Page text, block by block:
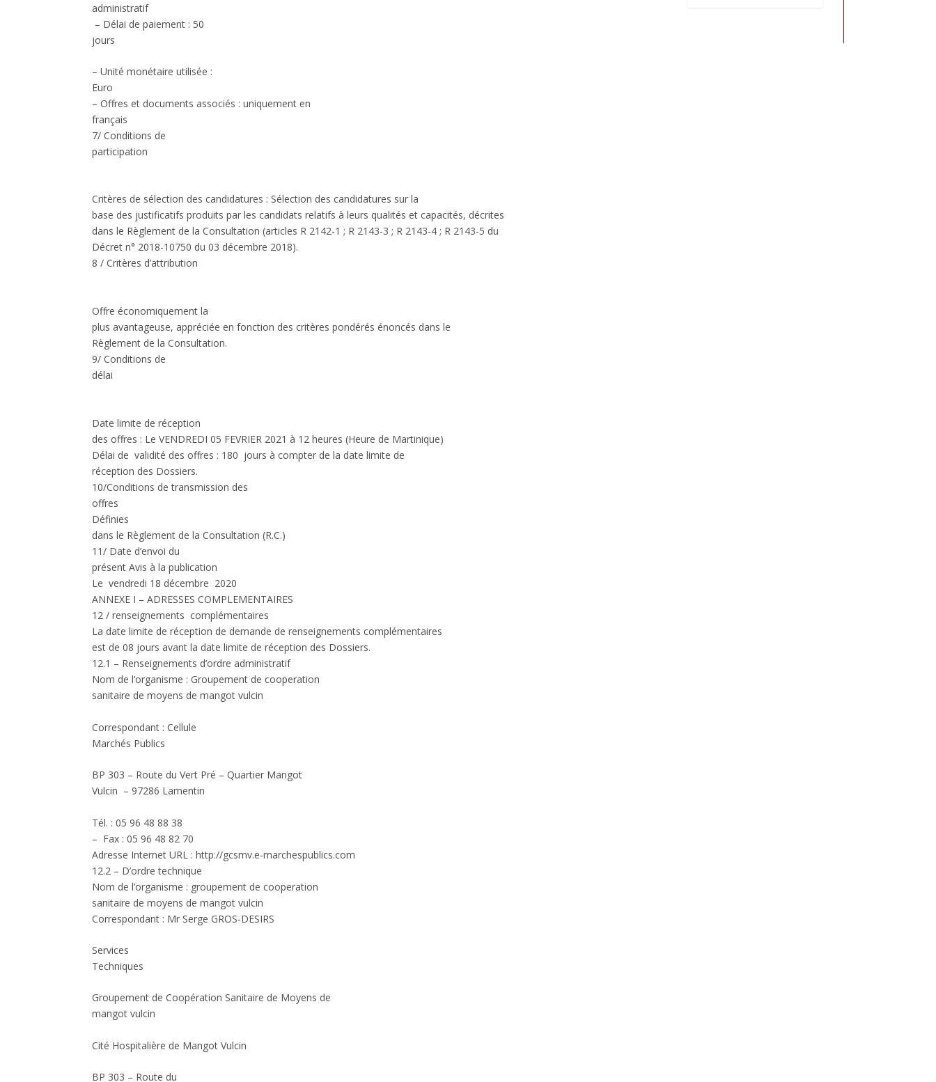
administratif
– Délai de paiement : 50
jours
– Unité monétaire utilisée :
Euro
– Offres et documents associés : uniquement en
français
7/ Conditions de
participation
Critères de sélection des candidatures : Sélection des candidatures sur la
base des justificatifs produits par les candidats relatifs à leurs qualités et capacités, décrites
dans le Règlement de la Consultation (articles R 2142-1 ; R 2143-3 ; R 2143-4 ; R 2143-5 du
Décret n° 2018-10750 du 03 décembre 2018).
8 / Critères d’attribution
Offre économiquement la
plus avantageuse, appréciée en fonction des critères pondérés énoncés dans le
Règlement de la Consultation.
9/ Conditions de
délai
Date limite de réception
des offres : Le VENDREDI 05 FEVRIER 2021 à 12 heures (Heure de Martinique)
Délai de validité des offres : 180 jours à compter de la date limite de
réception des Dossiers.
10/Conditions de transmission des
offres
Définies
dans le Règlement de la Consultation (R.C.)
11/ Date d’envoi du
présent Avis à la publication
Le vendredi 18 décembre 2020
ANNEXE I – ADRESSES COMPLEMENTAIRES
12 / renseignements complémentaires
La date limite de réception de demande de renseignements complémentaires
est de 08 jours avant la date limite de réception des Dossiers.
12.1 – Renseignements d’ordre administratif
Nom de l’organisme : Groupement de cooperation
sanitaire de moyens de mangot vulcin
Correspondant : Cellule
Marchés Publics
BP 303 – Route du Vert Pré – Quartier Mangot
Vulcin – 97286 Lamentin
Tél. : 05 96 48 88 38
– Fax : 05 96 48 82 70
Adresse Internet URL : http://gcsmv.e-marchespublics.com
12.2 – D’ordre technique
Nom de l’organisme : groupement de cooperation
sanitaire de moyens de mangot vulcin
Correspondant : Mr Serge GROS-DESIRS
Services
Techniques
Groupement de Coopération Sanitaire de Moyens de
mangot vulcin
Cité Hospitalière de Mangot Vulcin
BP 303 – Route du